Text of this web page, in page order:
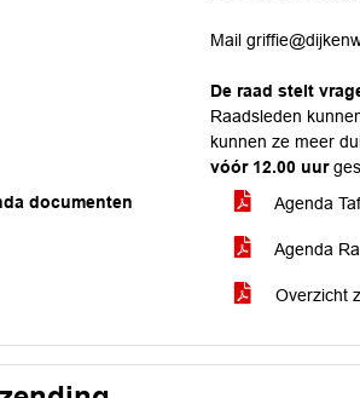
Mail
De raad stelt
Raadsleden
kunnen ze meer
vóór 12.00 uur
documenten
Agenda
Agenda
Overzicht